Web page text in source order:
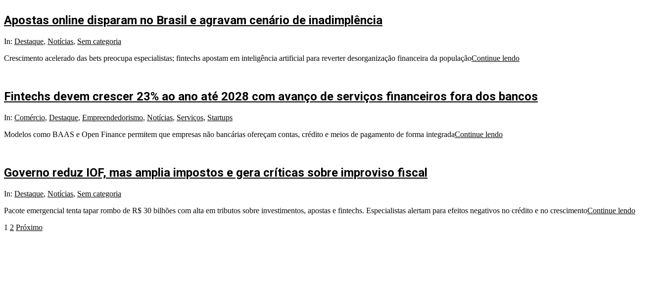
Apostas online disparam no Brasil e agravam cenário de inadimplência
2025-
03
In: Destaque, Notícias, Sem categoria
Crescimento acelerado das bets preocupa especialistas; fintechs apostam em inteligência artificial para reverter desorganização financeira da populaçãoContinue lendo
Fintechs devem crescer 23% ao ano até 2028 com avanço de serviços financeiros fora dos bancos
2025-
24
In: Comércio, Destaque, Empreendedorismo, Notícias, Serviços, Startups
Modelos como BAAS e Open Finance permitem que empresas não bancárias ofereçam contas, crédito e meios de pagamento de forma integradaContinue lendo
Governo reduz IOF, mas amplia impostos e gera críticas sobre improviso fiscal
2025-
10
In: Destaque, Notícias, Sem categoria
Pacote emergencial tenta tapar rombo de R$ 30 bilhões com alta em tributos sobre investimentos, apostas e fintechs. Especialistas alertam para efeitos negativos no crédito e no crescimentoContinue lendo
Paginação
1 2 Próximo